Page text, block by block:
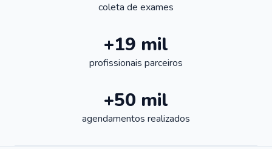
coleta de exames
+19 mil
profissionais parceiros
+50 mil
agendamentos realizados